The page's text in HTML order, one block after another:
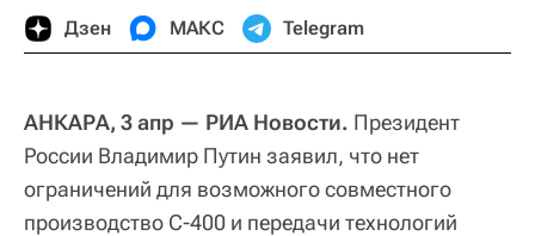
Дзен МАКС Telegram
АНКАРА, 3 апр — РИА Новости. Президент
России Владимир Путин заявил, что нет
ограничений для возможного совместного
производство С-400 и передачи технологий